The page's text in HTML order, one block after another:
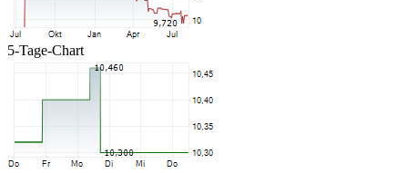
5-Tage-Chart